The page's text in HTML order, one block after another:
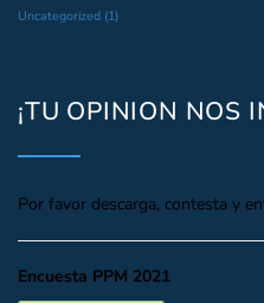
Uncategorized (1)
¡TU OPINION NOS
Por favor descarga, contesta y
Encuesta PPM 2021